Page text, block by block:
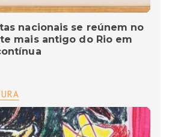
nacionais se reúnem no
mais antigo do Rio em